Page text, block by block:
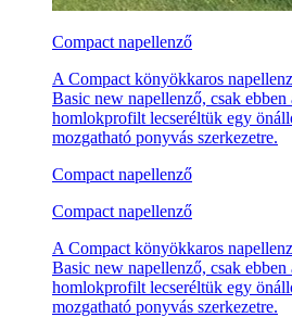
Compact napellenző
A Compact könyökkaros
Basic new napellenző, csak ebben
homlokprofilt lecseréltük egy
mozgatható ponyvás szerkezetre.
Compact napellenző
Compact napellenző
A Compact könyökkaros
Basic new napellenző, csak ebben
homlokprofilt lecseréltük egy
mozgatható ponyvás szerkezetre.